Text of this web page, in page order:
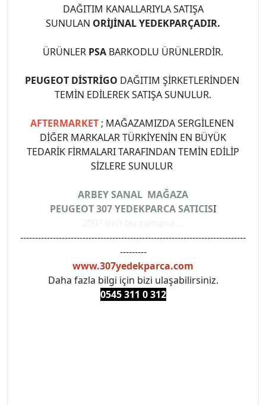
DAĞITIM KANALLARIYLA SATIŞA
SUNULAN ORİJİNAL YEDEKPARÇADIR.
ÜRÜNLER PSA BARKODLU ÜRÜNLERDİR.
PEUGEOT DİSTRİGO DAĞITIM ŞİRKETLERİNDEN
TEMİN EDİLEREK SATIŞA SUNULUR.
AFTERMARKET ; MAĞAZAMIZDA SERGİLENEN
DİĞER MARKALAR TÜRKİYENİN EN BÜYÜK
TEDARİK FİRMALARI TARAFINDAN TEMİN EDİLİP
SİZLERE SUNULUR
ARBEY SANAL MAĞAZA
PEUGEOT 307 YEDEKPARCA SATICISI
----------------------------------------------------------------------------
---------
www.307yedekparca.com
Daha fazla bilgi için bizi ulaşabilirsiniz.
0545 311 0 312